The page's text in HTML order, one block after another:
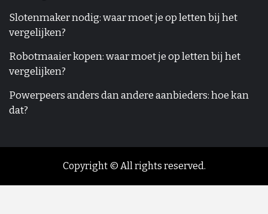
Slotenmaker nodig: waar moet je op letten bij het
vergelijken?
Robotmaaier kopen: waar moet je op letten bij het
vergelijken?
Powerpeers anders dan andere aanbieders: hoe kan
dat?
Copyright © All rights reserved.